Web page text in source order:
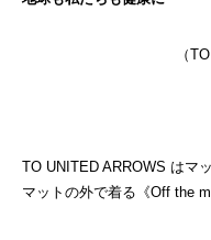
（
TO UNITED ARROWS はマ
マットの外で着る《Off the